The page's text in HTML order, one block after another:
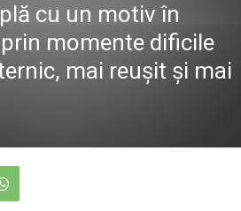
cu un motiv în
momente dificile
mai reușit și mai